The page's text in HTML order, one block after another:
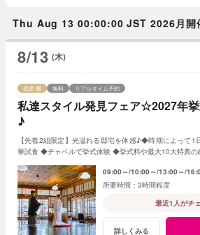
Thu Aug 13 00:00:00 JST 2026月開
8/13 (木)
私達スタイル発見フェア☆2027年
♪
残席 無料 リアルタイム予約
【先着2組限定】光溢れる邸宅を体感♪◆時期によって
華試食 ◆チャペルで挙式体験 ◆挙式料や最大10大特典
09:00～ 10:00～ 13:00～
3時間程度
最近1人がチ
詳しくみる